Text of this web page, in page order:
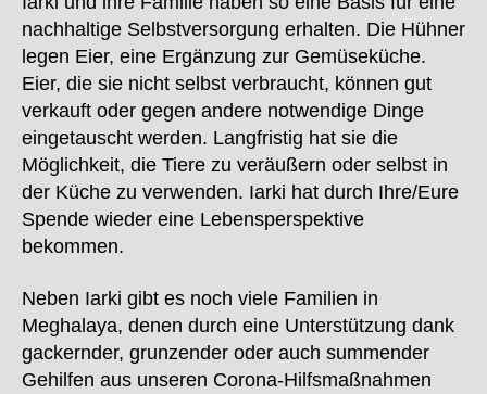
nachhaltige Selbstversorgung erhalten. Die Hühner
legen Eier, eine Ergänzung zur Gemüseküche.
Eier, die sie nicht selbst verbraucht, können gut
verkauft oder gegen andere notwendige Dinge
eingetauscht werden. Langfristig hat sie die
Möglichkeit, die Tiere zu veräußern oder selbst in
der Küche zu verwenden. Iarki hat durch Ihre/Eure
Spende wieder eine Lebensperspektive
bekommen.
Neben Iarki gibt es noch viele Familien in
Meghalaya, denen durch eine Unterstützung dank
gackernder, grunzender oder auch summender
Gehilfen aus unseren Corona-Hilfsmaßnahmen